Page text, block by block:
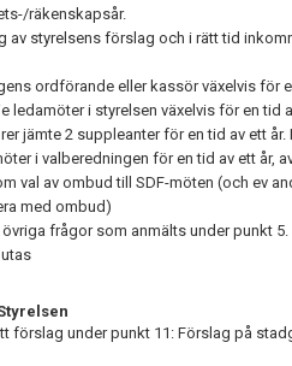
räkenskapsår.
av styrelsens förslag och i rätt tid
ordförande eller kassör växelvis för
ledamöter i styrelsen växelvis för en tid
jämte 2 suppleanter för en tid av ett
i valberedningen för en tid av ett år,
val av ombud till SDF-möten (och ev
med ombud)
övriga frågor som anmälts under punkt 5.
förslag under punkt 11: Förslag på